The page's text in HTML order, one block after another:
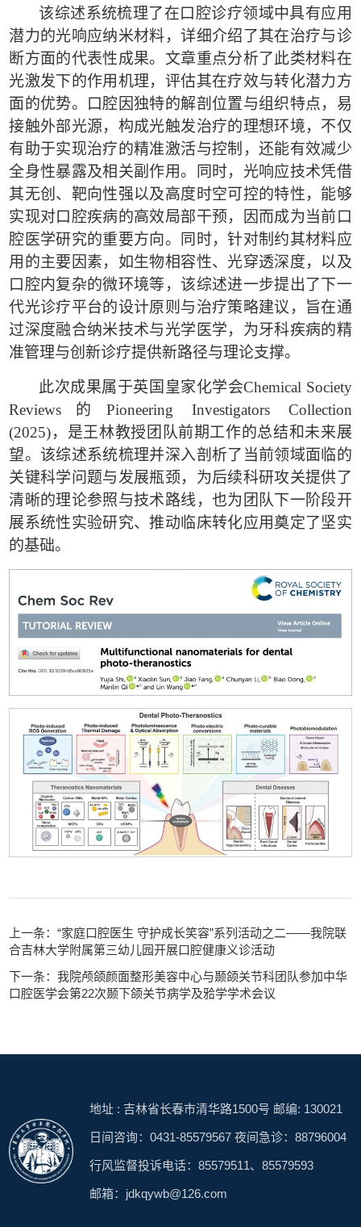
该综述系统梳理了在口腔诊疗领域中具有应用
潜力的光响应纳米材料，详细介绍了其在治疗与诊
断方面的代表性成果。文章重点分析了此类材料在
光激发下的作用机理，评估其在疗效与转化潜力方
面的优势。口腔因独特的解剖位置与组织特点，易
接触外部光源，构成光触发治疗的理想环境，不仅
有助于实现治疗的精准激活与控制，还能有效减少
全身性暴露及相关副作用。同时，光响应技术凭借
其无创、靶向性强以及高度时空可控的特性，能够
实现对口腔疾病的高效局部干预，因而成为当前口
腔医学研究的重要方向。同时，针对制约其材料应
用的主要因素，如生物相容性、光穿透深度，以及
口腔内复杂的微环境等，该综述进一步提出了下一
代光诊疗平台的设计原则与治疗策略建议，旨在通
过深度融合纳米技术与光学医学，为牙科疾病的精
准管理与创新诊疗提供新路径与理论支撑。
此次成果属于英国皇家化学会Chemical Society
Reviews 的 Pioneering Investigators Collection
(2025)， 是王林教授团队前期工作的总结和未来展
望。该综述系统梳理并深入剖析了当前领域面临的
关键科学问题与发展瓶颈，为后续科研攻关提供了
清晰的理论参照与技术路线，也为团队下一阶段开
展系统性实验研究、推动临床转化应用奠定了坚实
的基础。
上一条：“家庭口腔医生 守护成长笑容”系列活动之二——我院联
合吉林大学附属第三幼儿园开展口腔健康义诊活动
下一条：我院颅颌颜面整形美容中心与颞颌关节科团队参加中华
口腔医学会第22次颞下颌关节病学及𬌗学学术会议
地址 : 吉林省长春市清华路1500号 邮编: 130021
日间咨询：0431-85579567 夜间急诊：88796004
行风监督投诉电话：85579511、85579593
邮箱：jdkqywb@126.com